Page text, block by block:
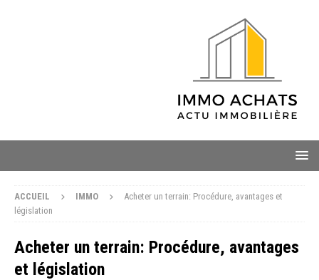
ACCUEIL IMMO
Acheter un terrain: Procédure, avantages et
législation
Acheter un terrain: Procédure, avantages
et législation